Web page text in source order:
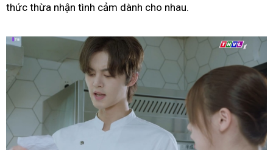
thức thừa nhận tình cảm dành cho nhau.